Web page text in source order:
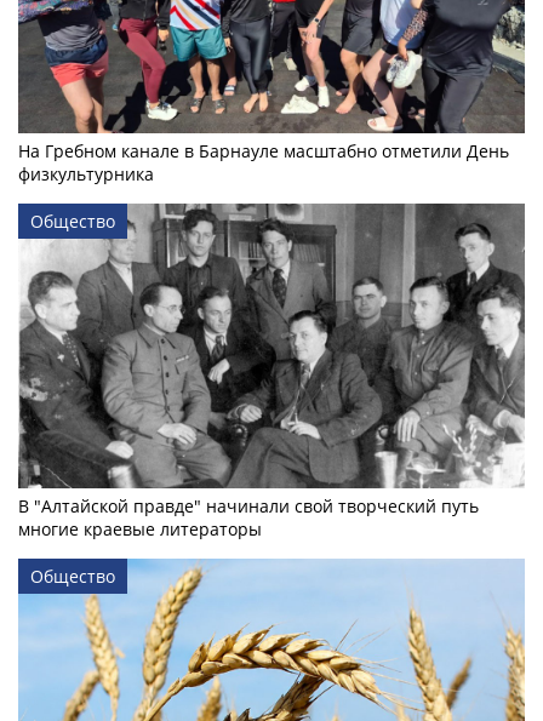
На Гребном канале в Барнауле масштабно отметили День
физкультурника
Общество
В "Алтайской правде" начинали свой творческий путь
многие краевые литераторы
Общество